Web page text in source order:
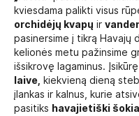
kviesdama palikti visus
orchidėjų kvapų ir
pasinersime į tikrą Havajų
kelionės metu pažinsime
išsikrovę lagaminus. Įsikūrę
laive,
kiekvieną dieną
įlankas ir kalnus, kurie
pasitiks havajietiški